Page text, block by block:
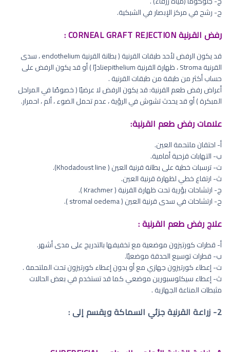
ح‌- رشح في مركز الإبصار في الشبكية.
رفض القرنية CORNEAL GRAFT REJECTION :
قد يكون الرفض لأحد طبقات القرنية ( بطانة القرنية endothelium ، سدى
القرنية Stroma ، ظهارة القرنية epitheliumنادرًا ) أو قد يكون الرفض على
حساب أكثر من طبقة من طبقات القرنية .
أعراض رفض طعم القرنية: قد يكون الرفض لا عرضيًا ( خصوصًا في المراحل
المبكرة ) أو قد يحدث تشوش في الرؤية ، عدم تحمل الضوء ، ألم ، احمرار.
علامات رفض طعم القرنية:
أ‌- احتقان ملتحمة العين.
ب‌- التهابات قزحية أمامية.
ت‌- ترسبات خطية على بطانة قرنية العين ( Khodadoust line).
ث‌- ارتفاع خطي لظهارة قرنية العين.
ج‌- ارتشاحات بؤرية تحت ظهارة القرنية ( Krachmer ).
ح‌- ارتشاحات في سدى قرنية العين ( stromal oedema ).
علاج رفض طعم القرنية :
أ‌- قطرات كورتيزون موضعية مع تخفيفها بالتدريج على مدى أشهر.
ب‌- قطرات توسيع الحدقة موضعيًا.
ت‌- إعطاء كورتيزون جهازي مع أو بدون إعطاء كورتيزون تحت الملتحمة .
ث‌- إعطاء سيكلوسبورين موضعي كما قد تستخدم في بعض الحالات
مثبطات المناعة الجهازية .
2- زراعة القرنية جزئي السماكة ويقسم إلى :